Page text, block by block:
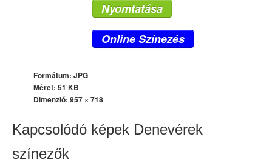
Nyomtatása
Online Színezés
Formátum: JPG
Méret: 51 KB
Dimenzió: 957 × 718
Kapcsolódó képek Denevérek
színezők